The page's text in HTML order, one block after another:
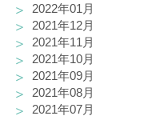
2022年01月
2021年12月
2021年11月
2021年10月
2021年09月
2021年08月
2021年07月